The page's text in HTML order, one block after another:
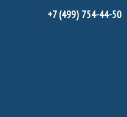
+7 (499) 754-44-50